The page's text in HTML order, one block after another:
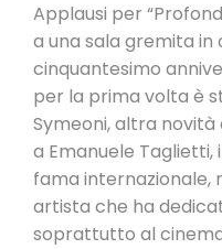
Applausi per
a una sala gremita in
cinquantesimo
per la prima volta è
Symeoni, altra novità
a Emanuele
fama internazionale,
artista che ha
soprattutto al